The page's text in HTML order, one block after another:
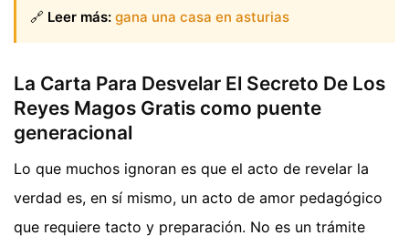
🔗 Leer más: gana una casa en asturias
La Carta Para Desvelar El Secreto De Los
Reyes Magos Gratis como puente
generacional
Lo que muchos ignoran es que el acto de revelar la
verdad es, en sí mismo, un acto de amor pedagógico
que requiere tacto y preparación. No es un trámite